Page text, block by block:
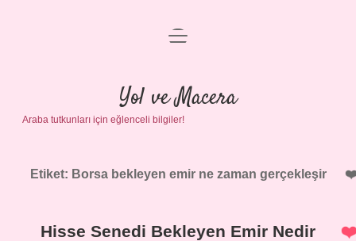
Anasayfa
Gizlilik Politikası
Yasal Uyarı
menüyü
Yol ve Macera
Araba tutkunları için eğlenceli bilgiler!
Etiket: Borsa bekleyen emir ne zaman gerçekleşir
Hisse Senedi Bekleyen Emir Nedir